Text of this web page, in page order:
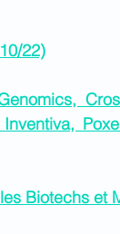
22)
Biotechs et